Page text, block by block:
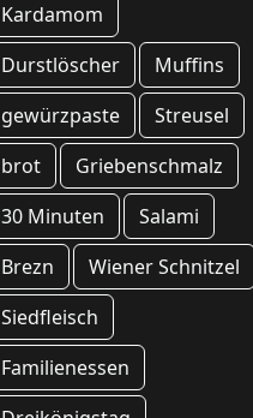
Kardamom
Durstlöscher
Muffins
gewürzpaste
Streusel
brot
Griebenschmalz
30 Minuten
Salami
Brezn
Wiener Schnitzel
Siedfleisch
Familienessen